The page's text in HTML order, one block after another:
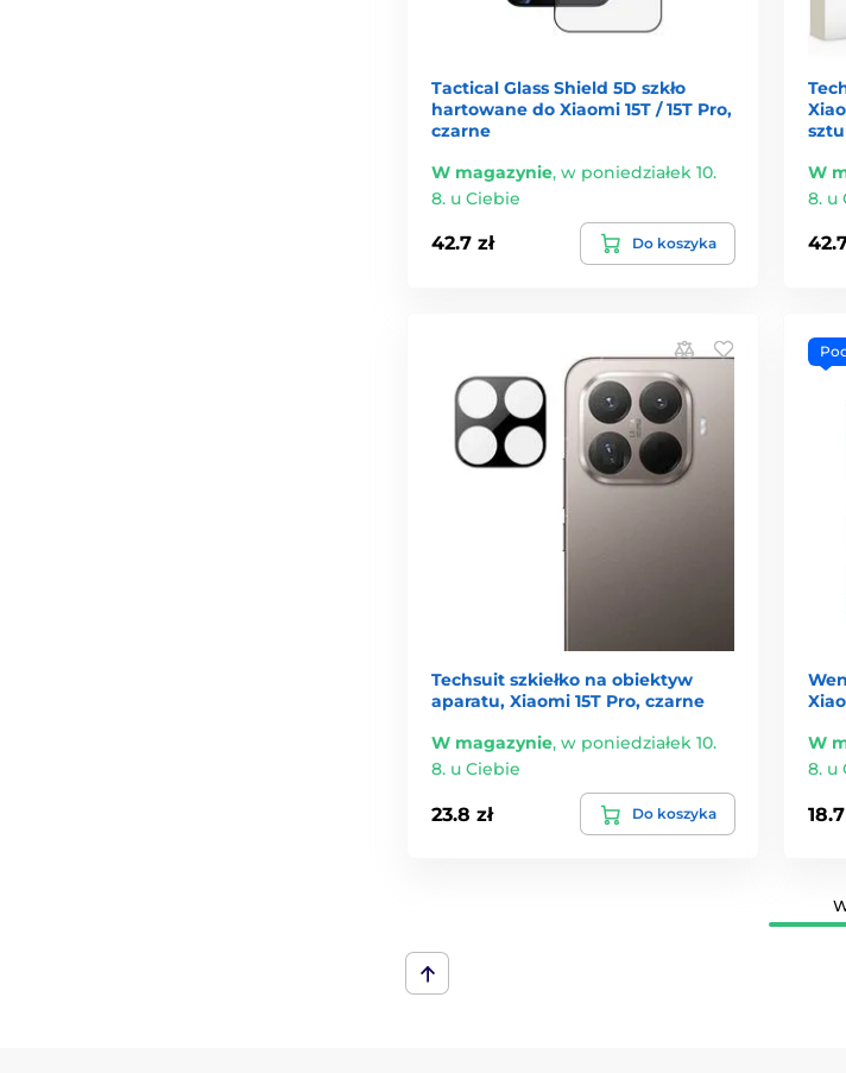
Tactical Glass Shield 5D szkło
hartowane do Xiaomi 15T / 15T Pro,
czarne
W magazynie, w poniedziałek 10.
8. u Ciebie
42.7 zł Do koszyka
W
8. u
Techsuit szkiełko na obiektyw
aparatu, Xiaomi 15T Pro, czarne
W magazynie, w poniedziałek 10.
8. u Ciebie
23.8 zł Do koszyka
W
8. u